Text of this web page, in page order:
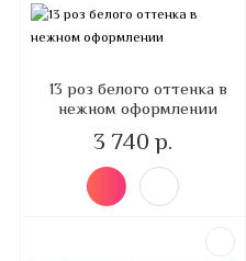
13 роз белого оттенка в
нежном оформлении
3 740 р.